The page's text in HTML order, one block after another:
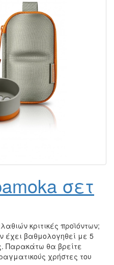
σετ
κριτικές προϊόντων;
έχει βαθμολογηθεί με 5
Παρακάτω θα βρείτε
χρήστες του